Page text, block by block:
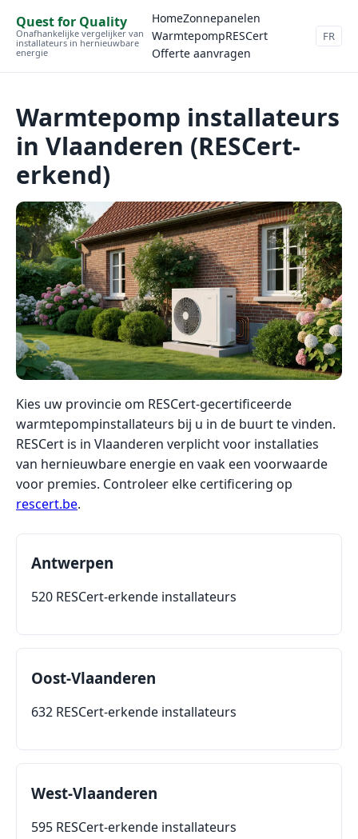
Quest for Quality
Onafhankelijke vergelijker van
installateurs in hernieuwbare
energie
HomeZonnepanelen
WarmtepompRESCert
Offerte aanvragen
FR
Warmtepomp installateurs
in Vlaanderen (RESCert-
erkend)
Kies uw provincie om RESCert-gecertificeerde
warmtepompinstallateurs bij u in de buurt te vinden.
RESCert is in Vlaanderen verplicht voor installaties
van hernieuwbare energie en vaak een voorwaarde
voor premies. Controleer elke certificering op
rescert.be.
Antwerpen
520 RESCert-erkende installateurs
Oost-Vlaanderen
632 RESCert-erkende installateurs
West-Vlaanderen
595 RESCert-erkende installateurs